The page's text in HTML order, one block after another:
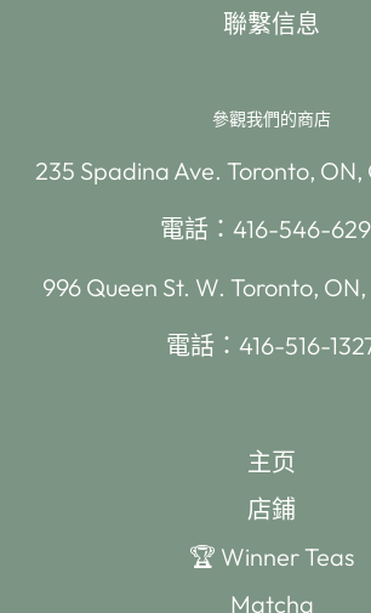
聯繫信息
參觀我們的商店
235 Spadina Ave. Toronto, ON,
電話：416-546-
996 Queen St. W. Toronto, ON,
電話：416-516-
主页
店鋪
🏆 Winner Teas
Matcha